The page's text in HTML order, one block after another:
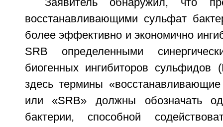
Заявитель обнаружил, что
восстанавливающими сульфат
более эффективно и экономично
SRB определенными
биогенных ингибиторов сульфидов
здесь термины
или «SRB» должны обозначать
бактерии, способной